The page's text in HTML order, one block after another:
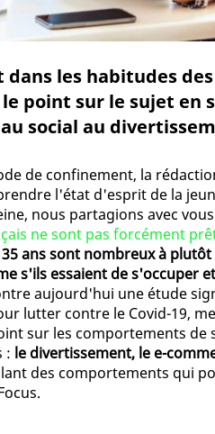
les habitudes
point sur le sujet en
social au
de confinement, la
l'état d'esprit de la
nous partagions avec
ne sont pas forcément
ans sont nombreux à
s'ils essaient de s'occuper
aujourd'hui une étude
lutter contre le Covid-19,
sur les comportements de
: le divertissement, le e-
des comportements qui